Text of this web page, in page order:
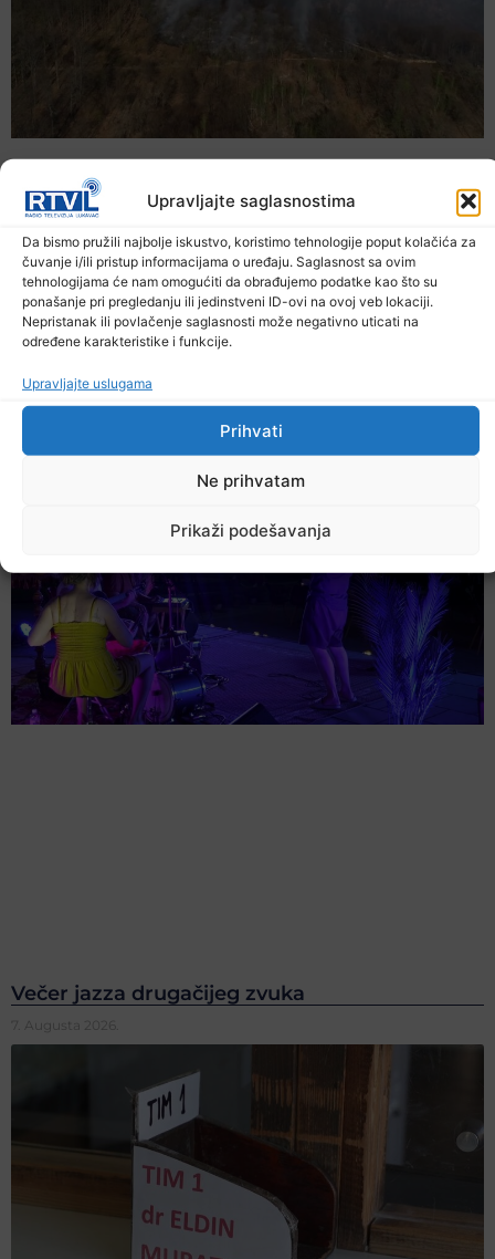
Upravljajte saglasnostima
Da bismo pružili najbolje iskustvo, koristimo tehnologije poput kolačića za
čuvanje i/ili pristup informacijama o uređaju. Saglasnost sa ovim
tehnologijama će nam omogućiti da obrađujemo podatke kao što su
ponašanje pri pregledanju ili jedinstveni ID-ovi na ovoj veb lokaciji.
Nepristanak ili povlačenje saglasnosti može negativno uticati na
određene karakteristike i funkcije.
Upravljajte uslugama
Prihvati
Ne prihvatam
Prikaži podešavanja
U TK povećan broj požara
Večer jazza drugačijeg zvuka
7. Augusta 2026.